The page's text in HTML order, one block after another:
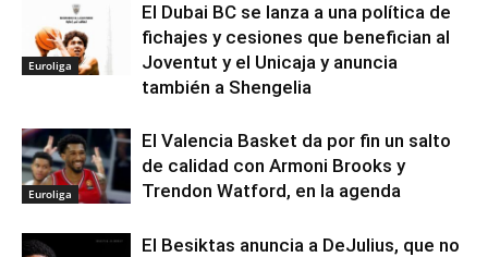
Euroliga
El Dubai BC se lanza a una política de
fichajes y cesiones que benefician al
Joventut y el Unicaja y anuncia
también a Shengelia
Euroliga
El Valencia Basket da por fin un salto
de calidad con Armoni Brooks y
Trendon Watford, en la agenda
El Besiktas anuncia a DeJulius, que no